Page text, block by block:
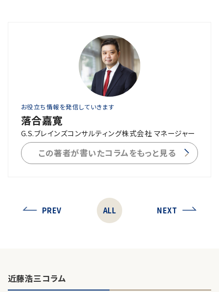
お役立ち情報を発信していきます
落合嘉寛
G.S.ブレインズコンサルティング株式会社 マネージャー
この著者が書いたコラムをもっと見る
PREV ALL NEXT
近藤浩三コラム